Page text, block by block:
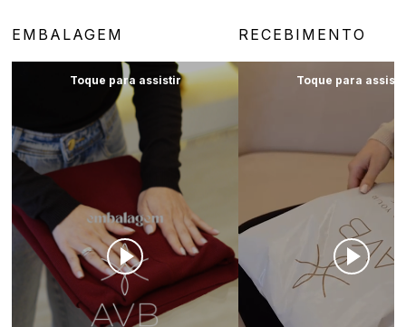
EMBALAGEM RECEBIMENTO